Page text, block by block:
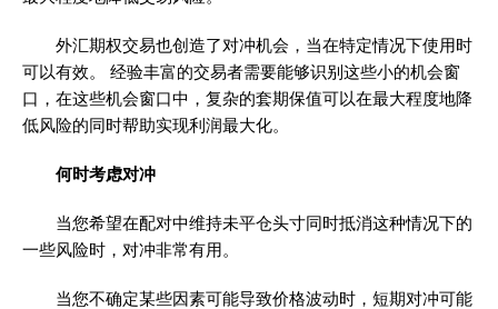
外汇期权交易也创造了对冲机会，当在特定情况下使用时
可以有效。 经验丰富的交易者需要能够识别这些小的机会窗
口，在这些机会窗口中，复杂的套期保值可以在最大程度地降
低风险的同时帮助实现利润最大化。
何时考虑对冲
当您希望在配对中维持未平仓头寸同时抵消这种情况下的
一些风险时，对冲非常有用。
当您不确定某些因素可能导致价格波动时，短期对冲可能